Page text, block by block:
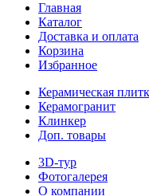
Главная
Каталог
Доставка и оплата
Корзина
Избранное
Керамическая
Керамогранит
Клинкер
Доп. товары
3D-тур
Фотогалерея
О компании